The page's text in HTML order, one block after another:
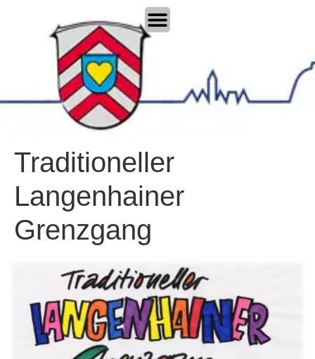
Traditioneller
Langenhainer
Grenzgang